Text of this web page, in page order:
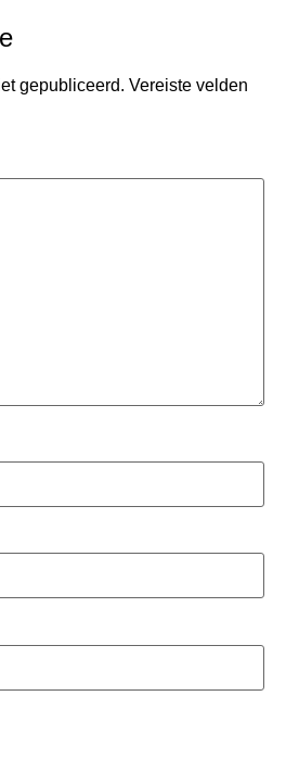
gepubliceerd. Vereiste velden